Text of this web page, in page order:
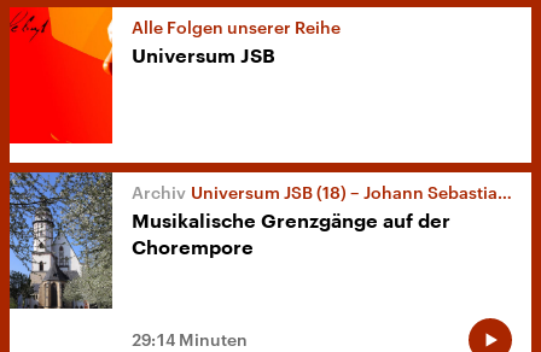
Alle Folgen unserer Reihe
Universum JSB
Universum JSB (18) – Johann Sebastian Bachs „Dritter Leipziger Kantaten-Jahrgang“
Musikalische Grenzgänge auf der
Chorempore
29:14 Minuten